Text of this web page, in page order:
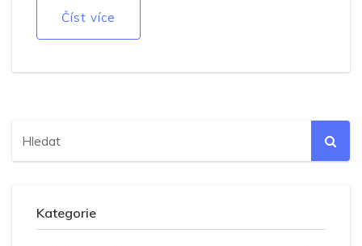
prohloubit emocionální pouto.
Číst více
Kategorie